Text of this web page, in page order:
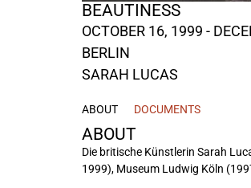
BEAUTINESS
OCTOBER 16, 1999 -
BERLIN
SARAH LUCAS
ABOUT DOCUMENTS
ABOUT
Die britische Künstlerin Sarah
1999), Museum Ludwig Köln